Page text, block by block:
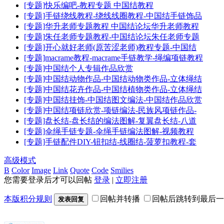
[专题]快乐编吧-教程专题 中国结教程
[专题]手链绕线教程-绕线线圈教程-中国结手链饰品
[专题]华升老师专题教程 中国结论坛华升老师教程
[专题]朱任老师专题教程-中国结论坛朱任老师专题
[专题]开心就好老师(原苦涩老师)教程专题-中国结
[专题]macrame教程-macrame手链教学-绳编项链教程
[专题]中国结个人专辑作品欣赏
[专题]中国结动物作品-中国结动物类作品-立体绳结
[专题]中国结花卉作品-中国结植物类作品-立体绳结
[专题]中国结挂饰-中国结图文编法-中国结作品欣赏
[专题]中国结项链欣赏-项链编法-民族风项链作品-
[专题]盘长结-盘长结的编法图解-复翼盘长结-八道
[专题]伞绳手链专题-伞绳手链编法图解-视频教程
[专题]手链配件DIY-钮扣结-线圈结-菠萝扣教程-套
高级模式
B Color Image Link Quote Code Smilies
您需要登录后才可以回帖 登录 | 立即注册
本版积分规则 发表回复 回帖并转播 回帖后跳转到最后